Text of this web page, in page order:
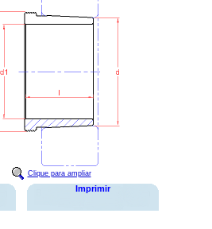
Clique para ampliar
Imprimir